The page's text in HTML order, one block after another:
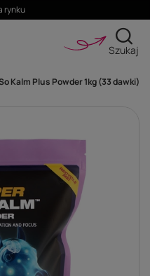
rynku
Szukaj
Kalm Plus Powder 1kg (33 dawki)